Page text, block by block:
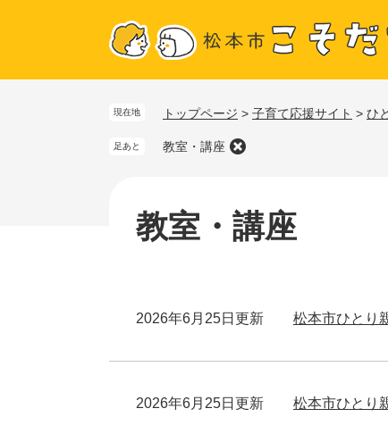
現在地 トップページ > 子育て応援サイト > ひ
足あと 教室・講座
教室・講座
2026年6月25日更新 松本市ひとり
2026年6月25日更新 松本市ひとり